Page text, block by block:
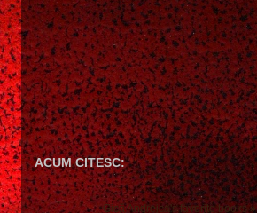
ACUM CITESC:
Gică Andreica's favorite books »